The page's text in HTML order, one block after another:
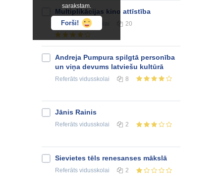
sarakstam.
Forši!
Multiplikācijas kino attīstība
Referātsvidusskolai 20
Andreja Pumpura spilgtā personība
un viņa devums latviešu kultūrā
Referāts vidusskolai 8
Jānis Rainis
Referāts vidusskolai 2
Sievietes tēls renesanses mākslā
Referāts vidusskolai 2